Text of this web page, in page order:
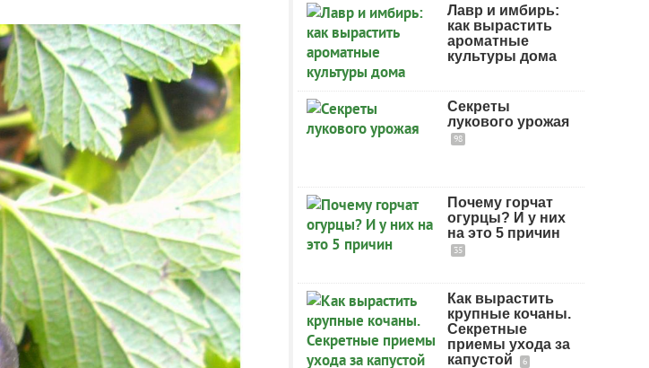
Лавр и имбирь:
как вырастить
ароматные
культуры дома
Секреты
лукового урожая
98
Почему горчат
огурцы? И у них
на это 5 причин
35
Как вырастить
крупные кочаны.
Секретные
приемы ухода за
капустой
6